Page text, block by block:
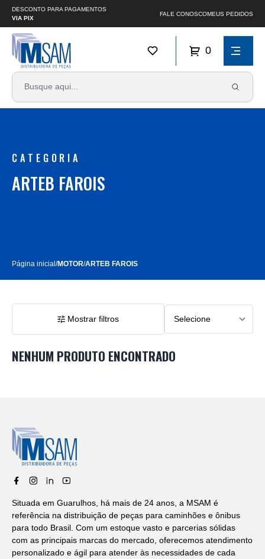
DESCONTO PARA PAGAMENTOS
VIA PIX
FALE CONOSCOMEUS PEDIDOS
0
CATEGORIA
ARTEB FAROIS
Página inicial/MOTOR/ARTEB FAROIS
Mostrar filtros
NENHUM PRODUTO ENCONTRADO
Situada em Guarulhos, há mais de 24 anos, a MSAM é
referência na distribuição de peças para caminhões e ônibus
para todo Brasil. Com um estoque vasto e parcerias sólidas
com as principais marcas do mercado, oferecemos atendimento
personalizado e ágil para atender às necessidades de cada